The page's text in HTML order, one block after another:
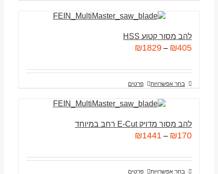
להב מסור קטוע HSS
₪405
–
₪1829
בחר אפשרויות פרטים
להב מסור מדויק E-Cut רחב במיוחד
₪170
–
₪1441
בחר אפשרויות פרטים